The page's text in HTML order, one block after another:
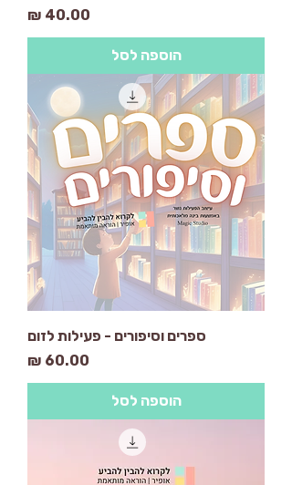
מחיר
הוספה לסל
ספרים וסיפורים - פעילות לזום
מחיר
הוספה לסל